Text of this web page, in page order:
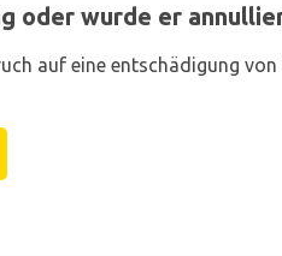
oder wurde er
auf eine entschädigung von